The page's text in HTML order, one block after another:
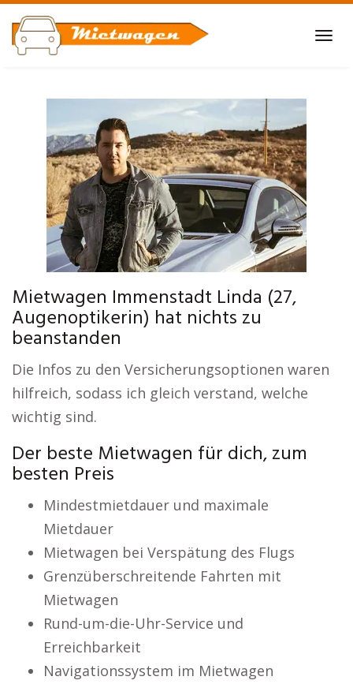
Skip
to
main
Mietwagen Immenstadt Linda (27,
Augenoptikerin) hat nichts zu
beanstanden
Die Infos zu den Versicherungsoptionen waren
hilfreich, sodass ich gleich verstand, welche
wichtig sind.
Der beste Mietwagen für dich, zum
besten Preis
Mindestmietdauer und maximale
Mietdauer
Mietwagen bei Verspätung des Flugs
Grenzüberschreitende Fahrten mit
Mietwagen
Rund-um-die-Uhr-Service und
Erreichbarkeit
Navigationssystem im Mietwagen